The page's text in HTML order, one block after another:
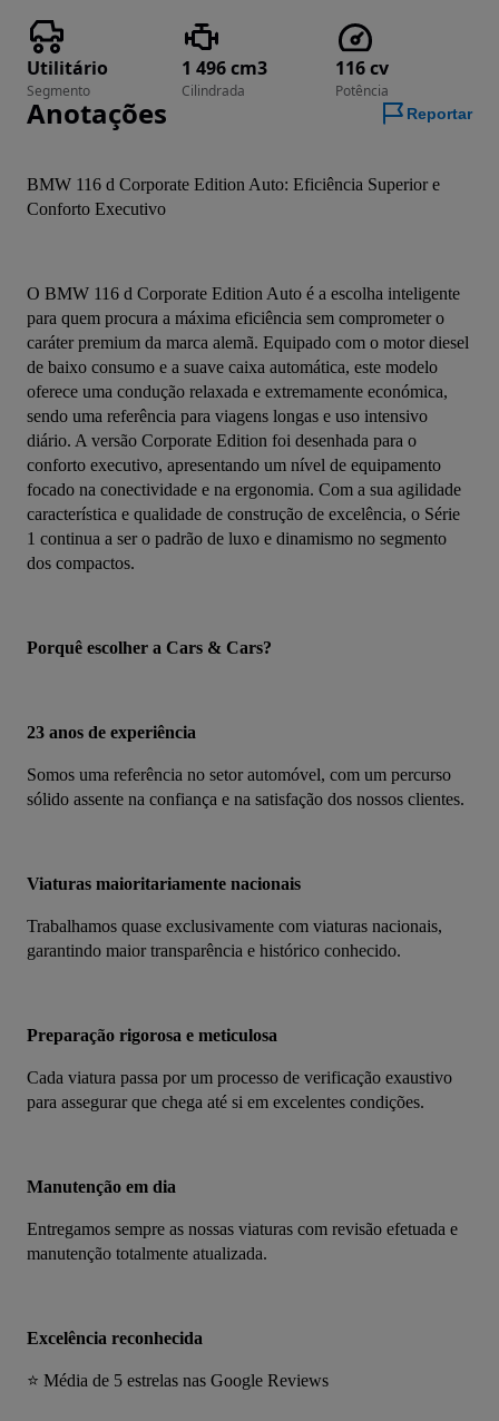
Utilitário
Segmento
1 496 cm3
Cilindrada
116 cv
Potência
Anotações Reportar
BMW 116 d Corporate Edition Auto: Eficiência Superior e
Conforto Executivo
O BMW 116 d Corporate Edition Auto é a escolha inteligente
para quem procura a máxima eficiência sem comprometer o
caráter premium da marca alemã. Equipado com o motor diesel
de baixo consumo e a suave caixa automática, este modelo
oferece uma condução relaxada e extremamente económica,
sendo uma referência para viagens longas e uso intensivo
diário. A versão Corporate Edition foi desenhada para o
conforto executivo, apresentando um nível de equipamento
focado na conectividade e na ergonomia. Com a sua agilidade
característica e qualidade de construção de excelência, o Série
1 continua a ser o padrão de luxo e dinamismo no segmento
dos compactos.
Porquê escolher a Cars & Cars?
23 anos de experiência
Somos uma referência no setor automóvel, com um percurso
sólido assente na confiança e na satisfação dos nossos clientes.
Viaturas maioritariamente nacionais
Trabalhamos quase exclusivamente com viaturas nacionais,
garantindo maior transparência e histórico conhecido.
Preparação rigorosa e meticulosa
Cada viatura passa por um processo de verificação exaustivo
para assegurar que chega até si em excelentes condições.
Manutenção em dia
Entregamos sempre as nossas viaturas com revisão efetuada e
manutenção totalmente atualizada.
Excelência reconhecida
⭐ Média de 5 estrelas nas Google Reviews